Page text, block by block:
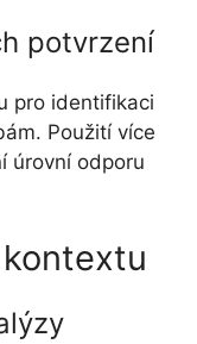
potvrzení
pro identifikaci
Použití více
úrovní odporu